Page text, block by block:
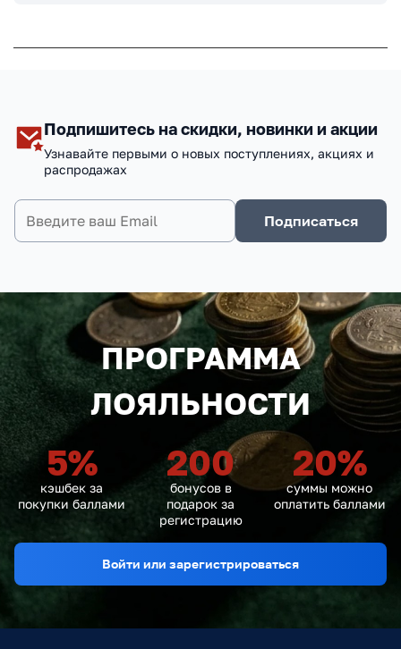
Подпишитесь на скидки, новинки и акции
Узнавайте первыми о новых поступлениях, акциях и
распродажах
Подписаться
ПРОГРАММА
ЛОЯЛЬНОСТИ
5%
кэшбек за
покупки баллами
200
бонусов в
подарок за
регистрацию
20%
суммы можно
оплатить баллами
Войти или зарегистрироваться